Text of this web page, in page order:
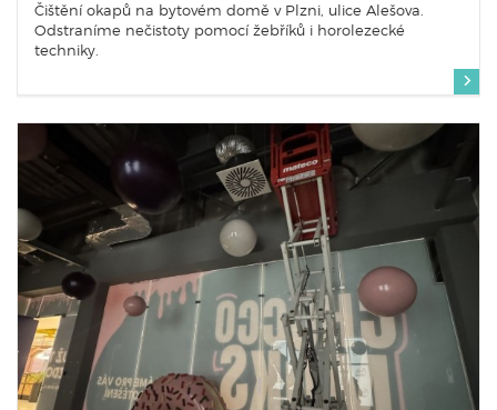
Čištění okapů na bytovém domě v Plzni, ulice Alešova.
Odstraníme nečistoty pomocí žebříků i horolezecké
techniky.